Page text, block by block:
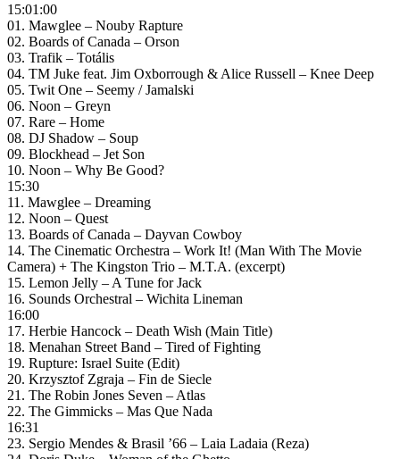
15:01:00
01. Mawglee – Nouby Rapture
02. Boards of Canada – Orson
03. Trafik – Totális
04. TM Juke feat. Jim Oxborrough & Alice Russell – Knee Deep
05. Twit One – Seemy / Jamalski
06. Noon – Greyn
07. Rare – Home
08. DJ Shadow – Soup
09. Blockhead – Jet Son
10. Noon – Why Be Good?
15:30
11. Mawglee – Dreaming
12. Noon – Quest
13. Boards of Canada – Dayvan Cowboy
14. The Cinematic Orchestra – Work It! (Man With The Movie
Camera) + The Kingston Trio – M.T.A. (excerpt)
15. Lemon Jelly – A Tune for Jack
16. Sounds Orchestral – Wichita Lineman
16:00
17. Herbie Hancock – Death Wish (Main Title)
18. Menahan Street Band – Tired of Fighting
19. Rupture: Israel Suite (Edit)
20. Krzysztof Zgraja – Fin de Siecle
21. The Robin Jones Seven – Atlas
22. The Gimmicks – Mas Que Nada
16:31
23. Sergio Mendes & Brasil ’66 – Laia Ladaia (Reza)